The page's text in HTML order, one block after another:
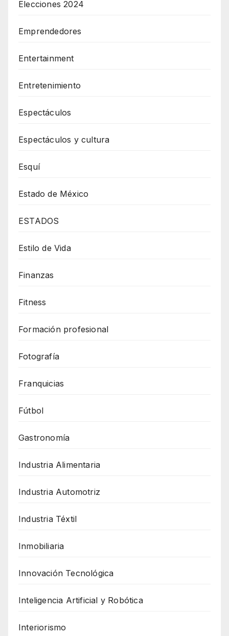
Elecciones 2024
Emprendedores
Entertainment
Entretenimiento
Espectáculos
Espectáculos y cultura
Esquí
Estado de México
ESTADOS
Estilo de Vida
Finanzas
Fitness
Formación profesional
Fotografía
Franquicias
Fútbol
Gastronomía
Industria Alimentaria
Industria Automotriz
Industria Téxtil
Inmobiliaria
Innovación Tecnológica
Inteligencia Artificial y Robótica
Interiorismo